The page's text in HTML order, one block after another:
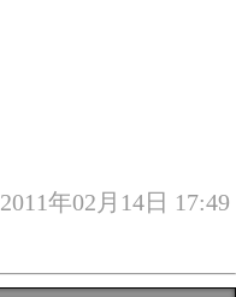
2011年02月14日 17:49